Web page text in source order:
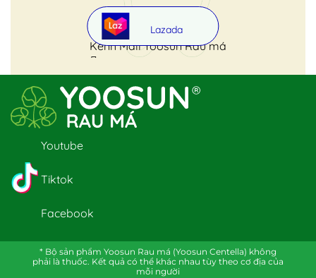
Kênh Mall Yoosun Rau má
Lazada
Youtube
Tiktok
Facebook
* Bộ sản phẩm Yoosun Rau má (Yoosun Centella) không
phải là thuốc. Kết quả có thể khác nhau tùy theo cơ địa của
mỗi người